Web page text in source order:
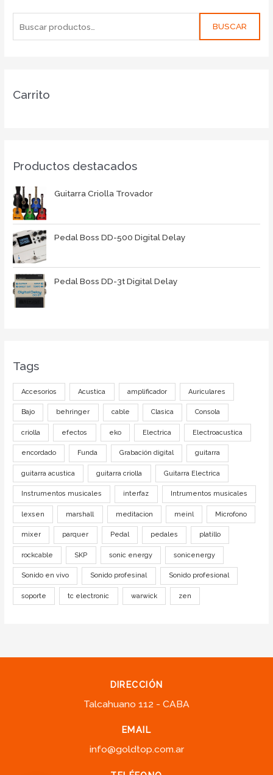
BUSCAR
Carrito
Productos destacados
Guitarra Criolla Trovador
Pedal Boss DD-500 Digital Delay
Pedal Boss DD-3t Digital Delay
Tags
Accesorios Acustica amplificador Auriculares
Bajo behringer cable Clasica Consola
criolla efectos eko Electrica Electroacustica
encordado Funda Grabación digital guitarra
guitarra acustica guitarra criolla Guitarra Electrica
Instrumentos musicales interfaz Intrumentos musicales
lexsen marshall meditacion meinl Microfono
mixer parquer Pedal pedales platillo
rockcable SKP sonic energy sonicenergy
Sonido en vivo Sonido profesinal Sonido profesional
soporte tc electronic warwick zen
DIRECCIÓN
Talcahuano 112 - CABA
EMAIL
info@goldtop.com.ar